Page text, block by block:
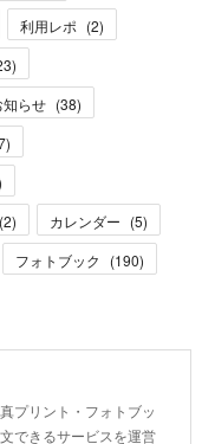
利用レポ (2)
)
知らせ (38)
)
(2) カレンダー (5)
フォトブック (190)
プリント・フォトブッ
できるサービスを運営